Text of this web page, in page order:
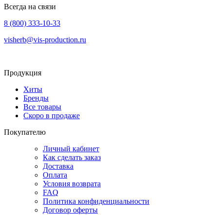
Всегда на связи
8 (800) 333-10-33
visherb@vis-production.ru
Продукция
Хиты
Бренды
Все товары
Скоро в продаже
Покупателю
Личный кабинет
Как сделать заказ
Доставка
Оплата
Условия возврата
FAQ
Политика конфиденциальности
Договор оферты